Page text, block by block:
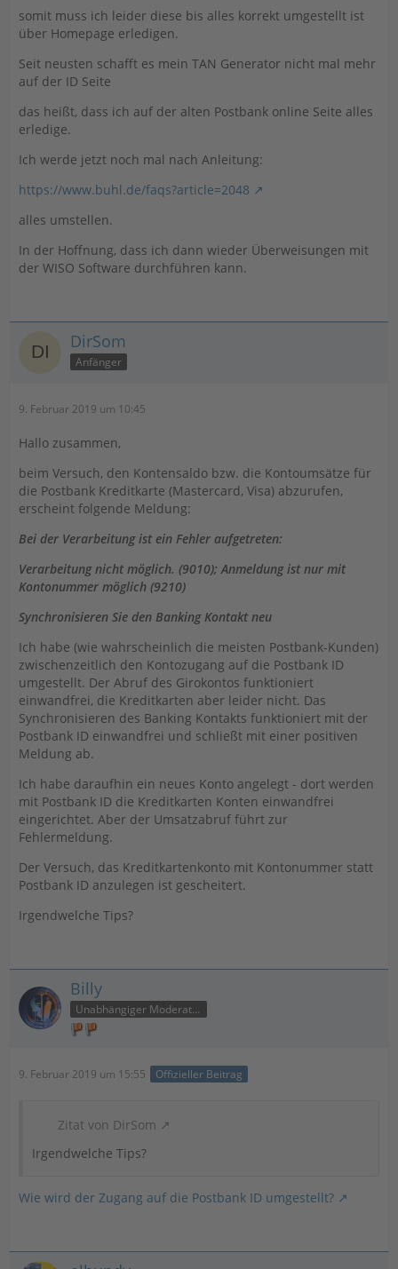
somit muss ich leider diese bis alles korrekt umgestellt ist
über Homepage erledigen.
Seit neusten schafft es mein TAN Generator nicht mal mehr
auf der ID Seite
das heißt, dass ich auf der alten Postbank online Seite alles
erledige.
Ich werde jetzt noch mal nach Anleitung:
https://www.buhl.de/faqs?article=2048
alles umstellen.
In der Hoffnung, dass ich dann wieder Überweisungen mit
der WISO Software durchführen kann.
DirSom
Anfänger
9. Februar 2019 um 10:45
Hallo zusammen,
beim Versuch, den Kontensaldo bzw. die Kontoumsätze für
die Postbank Kreditkarte (Mastercard, Visa) abzurufen,
erscheint folgende Meldung:
Bei der Verarbeitung ist ein Fehler aufgetreten:
Verarbeitung nicht möglich. (9010); Anmeldung ist nur mit
Kontonummer möglich (9210)
Synchronisieren Sie den Banking Kontakt neu
Ich habe (wie wahrscheinlich die meisten Postbank-Kunden)
zwischenzeitlich den Kontozugang auf die Postbank ID
umgestellt. Der Abruf des Girokontos funktioniert
einwandfrei, die Kreditkarten aber leider nicht. Das
Synchronisieren des Banking Kontakts funktioniert mit der
Postbank ID einwandfrei und schließt mit einer positiven
Meldung ab.
Ich habe daraufhin ein neues Konto angelegt - dort werden
mit Postbank ID die Kreditkarten Konten einwandfrei
eingerichtet. Aber der Umsatzabruf führt zur
Fehlermeldung.
Der Versuch, das Kreditkartenkonto mit Kontonummer statt
Postbank ID anzulegen ist gescheitert.
Irgendwelche Tips?
Billy
Unabhängiger Moderator
9. Februar 2019 um 15:55 Offizieller Beitrag
Zitat von DirSom
Irgendwelche Tips?
Wie wird der Zugang auf die Postbank ID umgestellt?